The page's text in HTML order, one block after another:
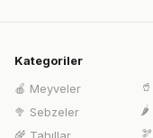
Kategoriler
🍎 Meyveler
🥦 Sebzeler
🥤
🌶️
🫘